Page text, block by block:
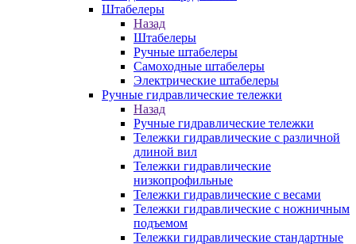
Штабелеры
Назад
Штабелеры
Ручные штабелеры
Самоходные штабелеры
Электрические штабелеры
Ручные гидравлические тележки
Назад
Ручные гидравлические тележки
Тележки гидравлические с различной
длиной вил
Тележки гидравлические
низкопрофильные
Тележки гидравлические с весами
Тележки гидравлические с ножничным
подъемом
Тележки гидравлические стандартные